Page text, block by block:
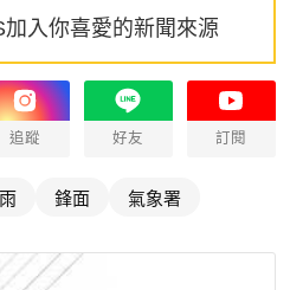
入你喜愛的新聞來源
追蹤 好友 訂閱
鋒面 氣象署